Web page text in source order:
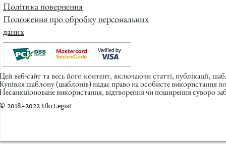
Політика повернення
Положення про обробку персональних
даних
веб-сайт та весь його контент, включаючи статті, публікації,
шаблону (шаблонів) надає право на особисте використання
використання, відтворення чи поширення суворо
2018-2022 UkrLegist